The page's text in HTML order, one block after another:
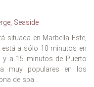
Seaside
situada en Marbella Este,
a sólo 10 minutos en
y a 15 minutos de Puerto
muy populares en los
de spa...